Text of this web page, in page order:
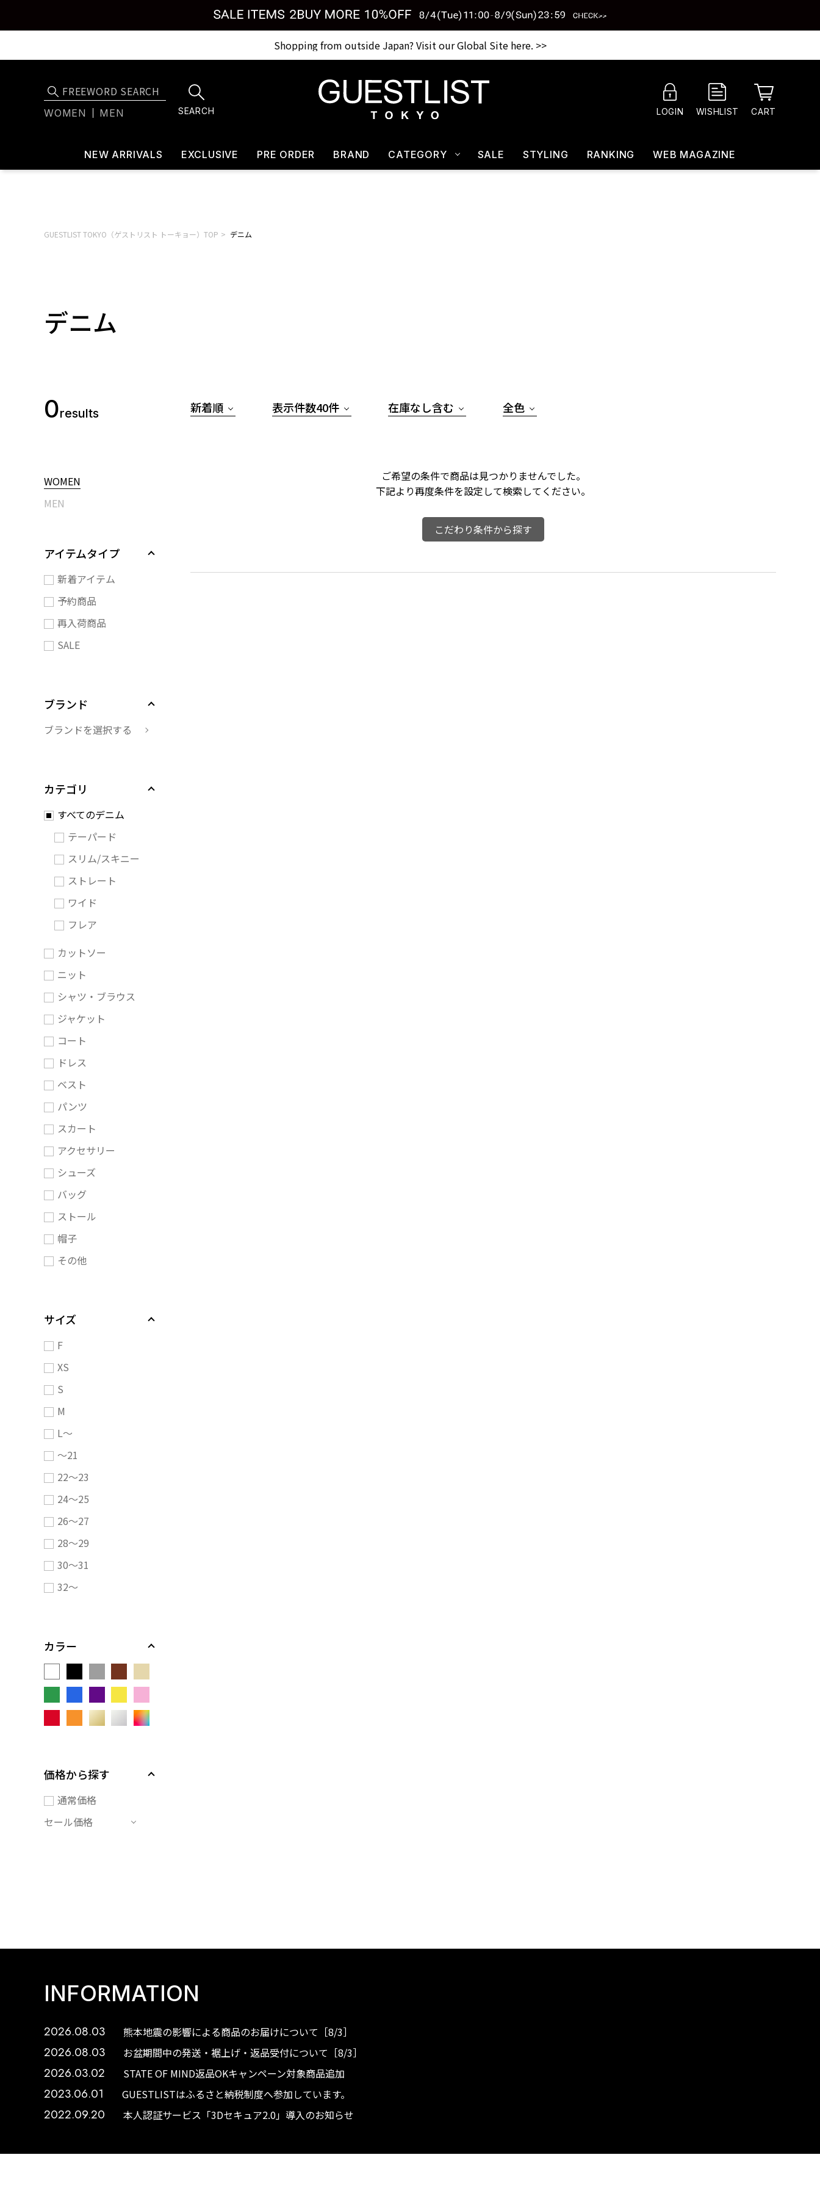
税込33,000円以上ご購入で送料無料 CHECK IT>>
Shopping from outside Japan? Visit our Global Site here. >>
WOMEN MEN SEARCH LOGIN WISHLIST CART
NEW ARRIVALS EXCLUSIVE PRE ORDER BRAND CATEGORY SALE STYLING RANKING WEB MAGAZINE
GUESTLIST TOKYO（ゲストリスト トーキョー）TOP デニム
デニム
0results
WOMEN
MEN
アイテムタイプ
新着アイテム
予約商品
再入荷商品
SALE
ブランド
ブランドを選択する
カテゴリ
すべてのデニム
テーパード
スリム/スキニー
ストレート
ワイド
フレア
カットソー
ニット
シャツ・ブラウス
ジャケット
コート
ドレス
ベスト
パンツ
スカート
アクセサリー
シューズ
バッグ
ストール
帽子
その他
サイズ
F
XS
S
M
L～
～21
22～23
24～25
26～27
28～29
30～31
32～
カラー
価格から探す
通常価格
セール価格
新着順 表示件数40件 在庫なし含む 全色
ご希望の条件で商品は見つかりませんでした。
下記より再度条件を設定して検索してください。
こだわり条件から探す
INFORMATION
2026.08.03 熊本地震の影響による商品のお届けについて［8/3］
2026.08.03 お盆期間中の発送・裾上げ・返品受付について［8/3］
2026.03.02 STATE OF MIND返品OKキャンペーン対象商品追加
2023.06.01 GUESTLISTはふるさと納税制度へ参加しています。
2022.09.20 本人認証サービス「3Dセキュア2.0」導入のお知らせ